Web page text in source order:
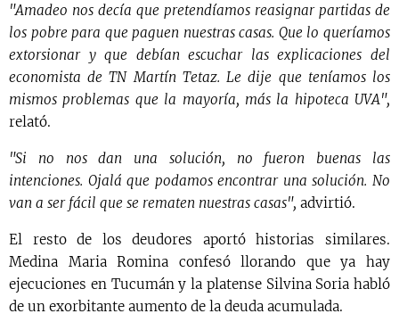
"Amadeo nos decía que pretendíamos reasignar partidas de
los pobre para que paguen nuestras casas. Que lo queríamos
extorsionar y que debían escuchar las explicaciones del
economista de TN Martín Tetaz. Le dije que teníamos los
mismos problemas que la mayoría, más la hipoteca UVA",
relató.
"Si no nos dan una solución, no fueron buenas las
intenciones. Ojalá que podamos encontrar una solución. No
van a ser fácil que se rematen nuestras casas", advirtió.
El resto de los deudores aportó historias similares.
Medina Maria Romina confesó llorando que ya hay
ejecuciones en Tucumán y la platense Silvina Soria habló
de un exorbitante aumento de la deuda acumulada.